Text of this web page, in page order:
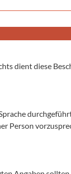
dient diese
Person